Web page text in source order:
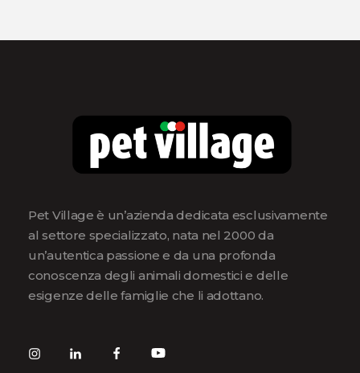
Pet Village è un’azienda dedicata esclusivamente
al settore specializzato, nata nel 2000 da
un’autentica passione e da una profonda
conoscenza degli animali domestici e delle
esigenze delle famiglie che li adottano.